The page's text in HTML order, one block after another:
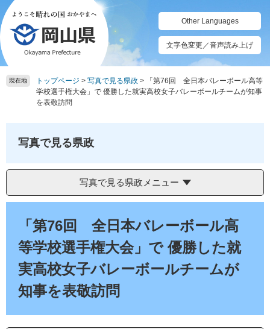
ペ
ー
ジ
の
先
頭
メ
ニ
ュ
ー
を
飛
Other Languages
文字色変更／音声読み上げ
現在地 トップページ > 写真で見る県政 >
「第76回 全日本バレーボール高等
学校選手権大会」で 優勝した就実高校女子バレーボールチームが知事
を表敬訪問
写真で見る県政
写真で見る県政メニュー
「第76回 全日本バレーボール高
等学校選手権大会」で 優勝した就
実高校女子バレーボールチームが
知事を表敬訪問